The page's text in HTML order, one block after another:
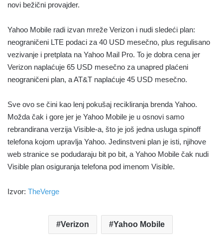
novi bežični provajder.
Yahoo Mobile radi izvan mreže Verizon i nudi sledeći plan:
neograničeni LTE podaci za 40 USD mesečno, plus regulisano
vezivanje i pretplata na Yahoo Mail Pro. To je dobra cena jer
Verizon naplaćuje 65 USD mesečno za unapred plaćeni
neograničeni plan, a AT&T naplaćuje 45 USD mesečno.
Sve ovo se čini kao lenj pokušaj recikliranja brenda Yahoo.
Možda čak i gore jer je Yahoo Mobile je u osnovi samo
rebrandirana verzija Visible-a, što je još jedna usluga spinoff
telefona kojom upravlja Yahoo. Jedinstveni plan je isti, njihove
web stranice se podudaraju bit po bit, a Yahoo Mobile čak nudi
Visible plan osiguranja telefona pod imenom Visible.
Izvor: TheVerge
Verizon Yahoo Mobile